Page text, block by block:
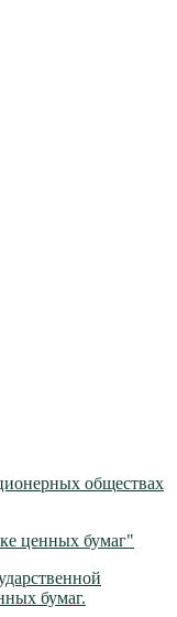
обществах
ценных бумаг"
бумаг.